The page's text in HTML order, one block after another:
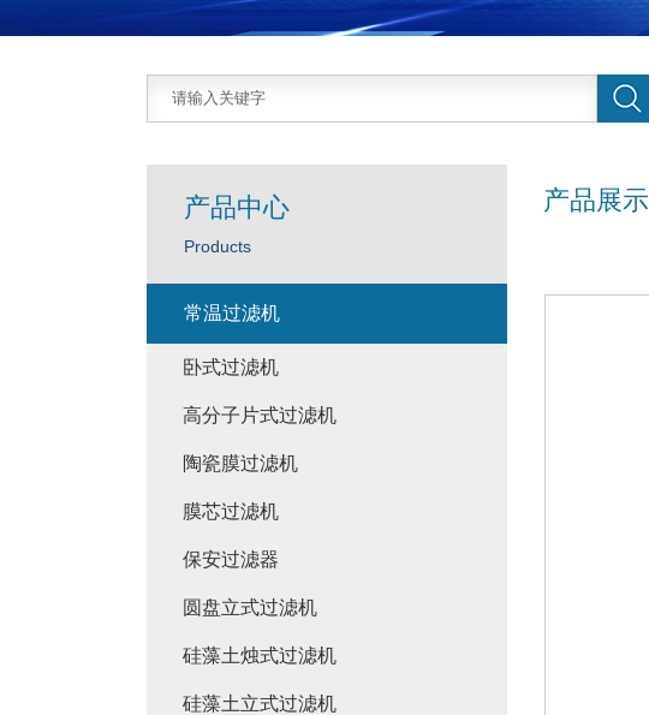
产品展示
产品中心
Products
常温过滤机
卧式过滤机
高分子片式过滤机
陶瓷膜过滤机
膜芯过滤机
保安过滤器
圆盘立式过滤机
硅藻土烛式过滤机
硅藻土立式过滤机